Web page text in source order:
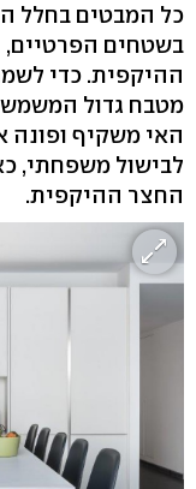
כל המבטים בחלל
בשטחים הפרטיים,
ההיקפית. כדי
מטבח גדול המשמש
האי משקיף ופונה
לבישול משפחתי,
החצר ההיקפית.